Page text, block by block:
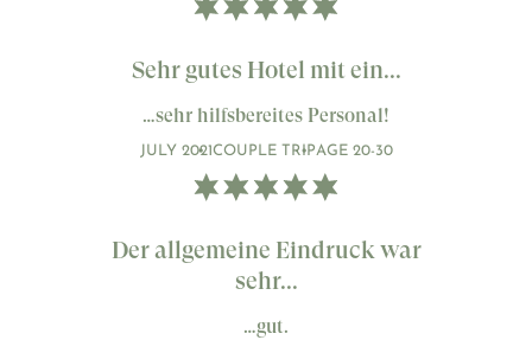
Sehr gutes Hotel mit ein...
…sehr hilfsbereites Personal!
JULY 2021COUPLE TRIPAGE 20-30
Der allgemeine Eindruck war
sehr...
…gut.